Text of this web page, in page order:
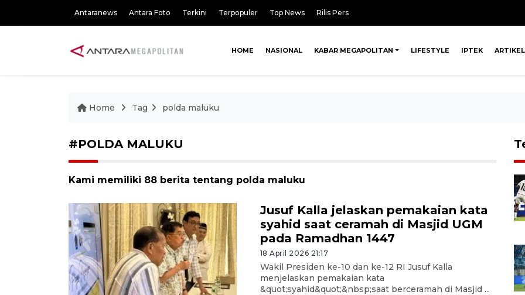
Antaranews Antara Foto Terkini Terpopuler Top News Rilis Pers
HOME NASIONAL KABAR MEGAPOLITAN LIFESTYLE IPTEK ARTIKEL
Home Tag polda maluku
#POLDA MALUKU
Kami memiliki 88 berita tentang polda maluku
Jusuf Kalla jelaskan pemakaian kata
syahid saat ceramah di Masjid UGM
pada Ramadhan 1447
18 April 2026 21:17
Wakil Presiden ke-10 dan ke-12 RI Jusuf Kalla
menjelaskan pemakaian kata
&quot;syahid&quot;&nbsp;saat berceramah di Masjid ...